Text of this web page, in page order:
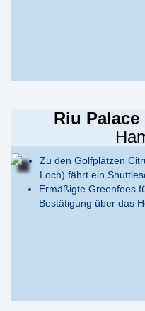
Riu Palace
Zu den Golfplätzen
Loch) fährt ein
Ermäßigte Greenfees
Bestätigung über das